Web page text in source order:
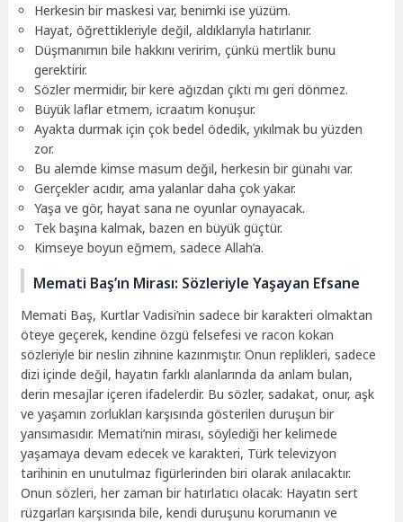
Herkesin bir maskesi var, benimki ise yüzüm.
Hayat, öğrettikleriyle değil, aldıklarıyla hatırlanır.
Düşmanımın bile hakkını veririm, çünkü mertlik bunu
gerektirir.
Sözler mermidir, bir kere ağızdan çıktı mı geri dönmez.
Büyük laflar etmem, icraatım konuşur.
Ayakta durmak için çok bedel ödedik, yıkılmak bu yüzden
zor.
Bu alemde kimse masum değil, herkesin bir günahı var.
Gerçekler acıdır, ama yalanlar daha çok yakar.
Yaşa ve gör, hayat sana ne oyunlar oynayacak.
Tek başına kalmak, bazen en büyük güçtür.
Kimseye boyun eğmem, sadece Allah’a.
Memati Baş’ın Mirası: Sözleriyle Yaşayan Efsane
Memati Baş, Kurtlar Vadisi’nin sadece bir karakteri olmaktan
öteye geçerek, kendine özgü felsefesi ve racon kokan
sözleriyle bir neslin zihnine kazınmıştır. Onun replikleri, sadece
dizi içinde değil, hayatın farklı alanlarında da anlam bulan,
derin mesajlar içeren ifadelerdir. Bu sözler, sadakat, onur, aşk
ve yaşamın zorlukları karşısında gösterilen duruşun bir
yansımasıdır. Memati’nin mirası, söylediği her kelimede
yaşamaya devam edecek ve karakteri, Türk televizyon
tarihinin en unutulmaz figürlerinden biri olarak anılacaktır.
Onun sözleri, her zaman bir hatırlatıcı olacak: Hayatın sert
rüzgarları karşısında bile, kendi duruşunu korumanın ve